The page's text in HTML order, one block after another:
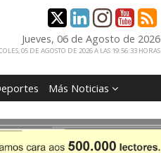
Jueves, 06 de Agosto de 2026
05 DE AGOSTO DE 2026 A LAS 19:56:33 HORAS
Más Noticias